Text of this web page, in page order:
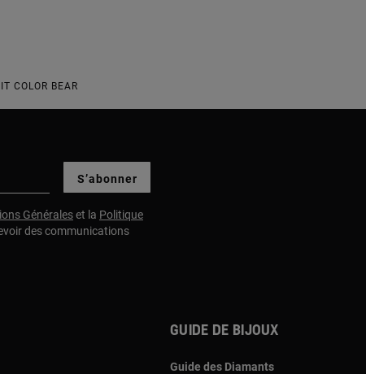
COLOR BEAR
S’abonner
Généraleset la Politique
des communications
Guide de bijoux
Guide des Diamants